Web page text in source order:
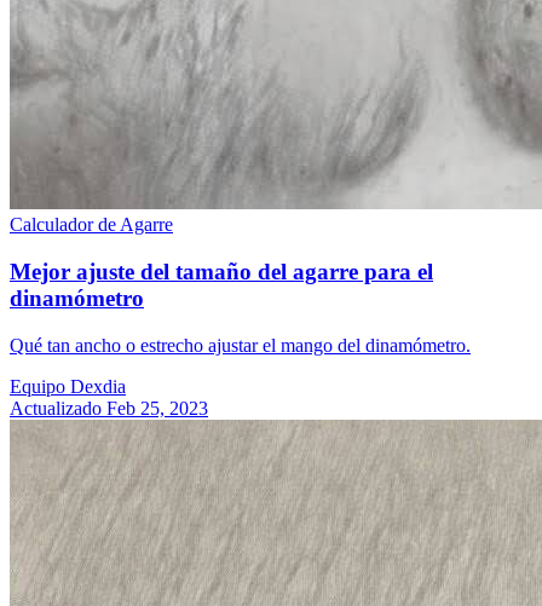
Calculador de Agarre
Mejor ajuste del tamaño del agarre para el
dinamómetro
Qué tan ancho o estrecho ajustar el mango del dinamómetro.
Equipo Dexdia
Actualizado Feb 25, 2023